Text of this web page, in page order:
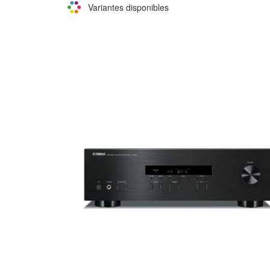
Variantes disponibles